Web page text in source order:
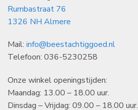
Rumbastraat 76
1326 NH Almere
Mail: info@beestachtiggoed.nl
Telefoon: 036-5230258
Onze winkel openingstijden:
Maandag: 13.00 – 18.00 uur.
Dinsdag – Vrijdag: 09.00 – 18.00 uur.